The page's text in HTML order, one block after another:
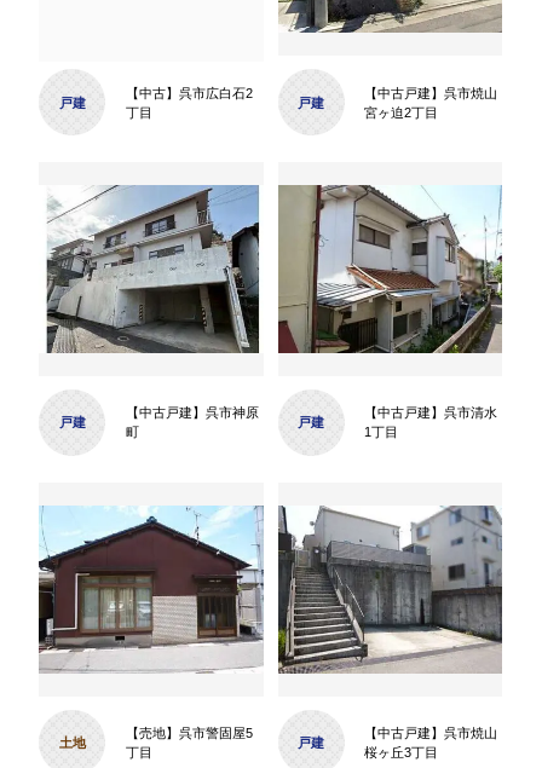
戸建
【中古】呉市広白石2
丁目
戸建
【中古戸建】呉市焼山
宮ヶ迫2丁目
戸建
【中古戸建】呉市神原
町
戸建
【中古戸建】呉市清水
1丁目
土地
【売地】呉市警固屋5
丁目
戸建
【中古戸建】呉市焼山
桜ヶ丘3丁目